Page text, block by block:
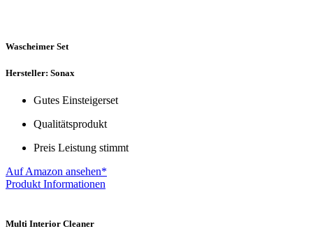
Wascheimer Set
Hersteller: Sonax
Gutes Einsteigerset
Qualitätsprodukt
Preis Leistung stimmt
Auf Amazon ansehen*
Produkt Informationen
Multi Interior Cleaner